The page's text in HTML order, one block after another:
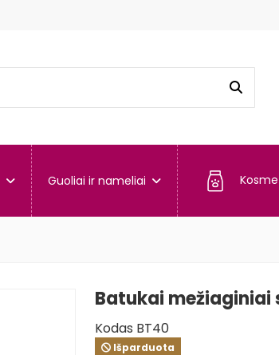
Guoliai ir nameliai
Batukai mežiaginiai
Kodas BT40
Išparduota